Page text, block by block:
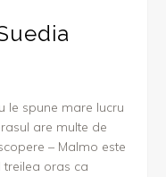
le spune mare lucru
are multe de
– Malmo este
treilea oras ca